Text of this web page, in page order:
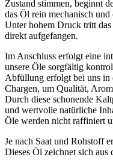
Zustand stimmen, beginnt
das Öl rein mechanisch
Unter hohem Druck tritt
direkt aufgefangen.
Im Anschluss erfolgt eine
unsere Öle sorgfältig
Abfüllung erfolgt bei uns
Chargen, um Qualität,
Durch diese schonende
und wertvolle natürliche
Öle werden nicht raffiniert
Je nach Saat und Rohstoff
Dieses Öl zeichnet sich aus